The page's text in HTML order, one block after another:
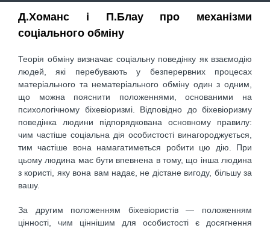
Д.Хоманс і П.Блау про механізми
соціального обміну
Теорія обміну визначає соціальну поведінку як взаємодію
людей, які перебувають у безперервних процесах
матеріального та нематеріального обміну один з одним,
що можна пояснити положеннями, основаними на
психологічному біхевіоризмі. Відповідно до біхевіоризму
поведінка людини підпорядкована основному правилу:
чим частіше соціальна дія особистості винагороджується,
тим частіше вона намагатиметься робити цю дію. При
цьому людина має бути впевнена в тому, що інша людина
з користі, яку вона вам надає, не дістане вигоду, більшу за
вашу.
За другим положенням біхевіористів — положенням
цінності, чим ціннішим для особистості є досягнення